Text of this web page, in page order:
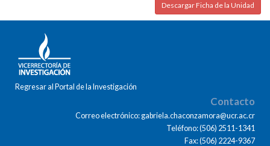
Descargar Ficha de la Unidad
Regresar al Portal de la Investigación
Contacto
Correo electrónico: gabriela.chaconzamora@ucr.ac.cr
Teléfono: (506) 2511-1341
Fax: (506) 2224-9367